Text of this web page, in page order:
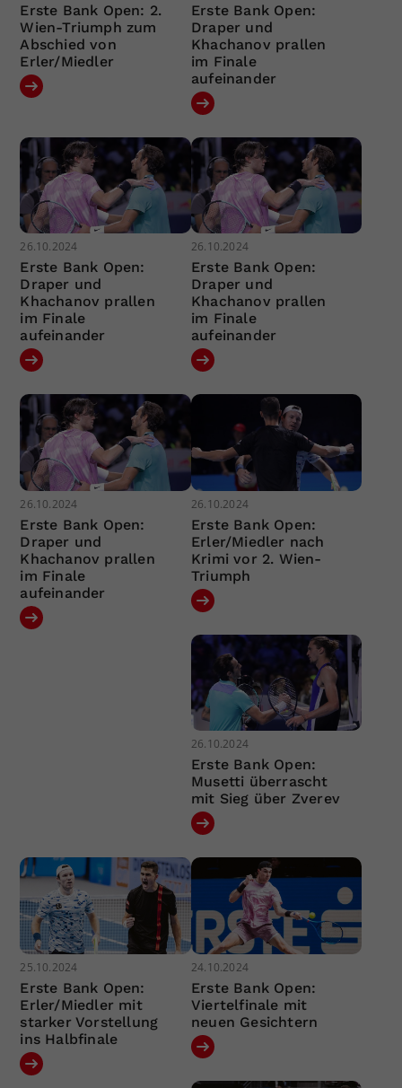
Erste Bank Open: 2.
Wien-Triumph zum
Abschied von
Erler/Miedler
Erste Bank Open:
Draper und
Khachanov prallen
im Finale
aufeinander
26.10.2024
Erste Bank Open:
Draper und
Khachanov prallen
im Finale
aufeinander
26.10.2024
Erste Bank Open:
Draper und
Khachanov prallen
im Finale
aufeinander
26.10.2024
Erste Bank Open:
Draper und
Khachanov prallen
im Finale
aufeinander
26.10.2024
Erste Bank Open:
Erler/Miedler nach
Krimi vor 2. Wien-
Triumph
26.10.2024
Erste Bank Open:
Musetti überrascht
mit Sieg über Zverev
25.10.2024
Erste Bank Open:
Erler/Miedler mit
starker Vorstellung
ins Halbfinale
24.10.2024
Erste Bank Open:
Viertelfinale mit
neuen Gesichtern